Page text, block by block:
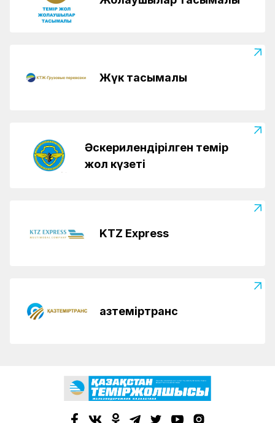
Жүк тасымалы
Әскерилендірілген темір
жол күзеті
KTZ Express
Қазтеміртранс